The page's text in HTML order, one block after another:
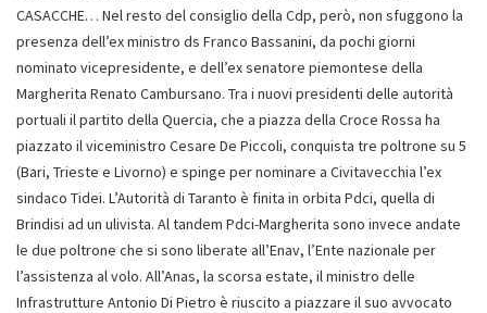
CASACCHE… Nel resto del consiglio della Cdp, però, non sfuggono la
presenza dell’ex ministro ds Franco Bassanini, da pochi giorni
nominato vicepresidente, e dell’ex senatore piemontese della
Margherita Renato Cambursano. Tra i nuovi presidenti delle autorità
portuali il partito della Quercia, che a piazza della Croce Rossa ha
piazzato il viceministro Cesare De Piccoli, conquista tre poltrone su 5
(Bari, Trieste e Livorno) e spinge per nominare a Civitavecchia l’ex
sindaco Tidei. L’Autorità di Taranto è finita in orbita Pdci, quella di
Brindisi ad un ulivista. Al tandem Pdci-Margherita sono invece andate
le due poltrone che si sono liberate all’Enav, l’Ente nazionale per
l’assistenza al volo. All’Anas, la scorsa estate, il ministro delle
Infrastrutture Antonio Di Pietro è riuscito a piazzare il suo avvocato